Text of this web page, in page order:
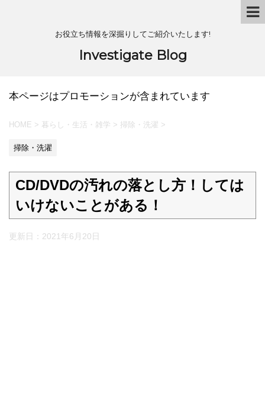
お役立ち情報を深掘りしてご紹介いたします!
Investigate Blog
本ページはプロモーションが含まれています
HOME > 暮らし・生活・雑学 > 掃除・洗濯 >
掃除・洗濯
CD/DVDの汚れの落とし方！しては
いけないことがある！
更新日： 2021年6月20日